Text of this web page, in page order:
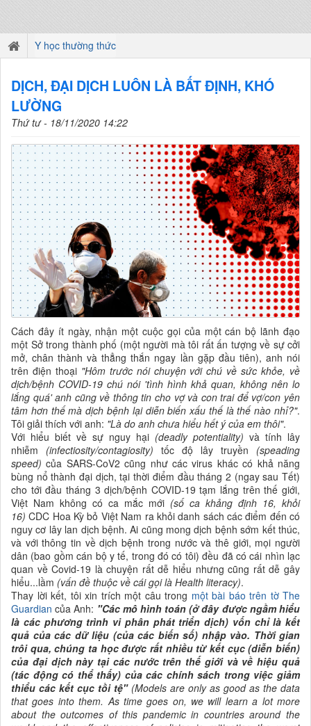
Y học thường thức
DỊCH, ĐẠI DỊCH LUÔN LÀ BẤT ĐỊNH, KHÓ
LƯỜNG
Thứ tư - 18/11/2020 14:22
Cách đây ít ngày, nhận một cuộc gọi của một cán bộ lãnh đạo
một Sở trong thành phố (một người mà tôi rất ấn tượng về sự cởi
mở, chân thành và thẳng thắn ngay lần gặp đầu tiên), anh nói
trên điện thoại "Hôm trước nói chuyện với chú về sức khỏe, về
dịch/bệnh COVID-19 chú nói 'tình hình khả quan, không nên lo
lắng quá' anh cũng về thông tin cho vợ và con trai để vợ/con yên
tâm hơn thế mà dịch bệnh lại diễn biến xấu thế là thế nào nhỉ?".
Tôi giải thích với anh: "Là do anh chưa hiểu hết ý của em thôi".
Với hiểu biết về sự nguy hại (deadly potentiality) và tính lây
nhiễm (infectiosity/contagiosity) tốc độ lây truyền (speading
speed) của SARS-CoV2 cũng như các virus khác có khả năng
bùng nổ thành đại dịch, tại thời điểm đầu tháng 2 (ngay sau Tết)
cho tới đầu tháng 3 dịch/bệnh COVID-19 tạm lắng trên thế giới,
Việt Nam không có ca mắc mới (số ca khảng định 16, khỏi
16) CDC Hoa Kỳ bỏ Việt Nam ra khỏi danh sách các điểm đến có
nguy cơ lây lan dịch bệnh. Ai cũng mong dịch bệnh sớm kết thúc,
và với thông tin về dịch bệnh trong nước và thê giới, mọi người
dân (bao gồm cán bộ y tế, trong đó có tôi) đều đã có cái nhìn lạc
quan về Covid-19 là chuyện rất dễ hiểu nhưng cũng rất dễ gây
hiểu...lầm (vấn đề thuộc về cái gọi là Health literacy).
Thay lời kết, tôi xin trích một câu trong một bài báo trên tờ The
Guardian của Anh: "Các mô hình toán (ở đây được ngầm hiểu
là các phương trình vi phân phát triển dịch) vốn chỉ là kết
quả của các dữ liệu (của các biến số) nhập vào. Thời gian
trôi qua, chúng ta học được rất nhiều từ kết cục (diễn biến)
của đại dịch này tại các nước trên thế giới và về hiệu quả
(tác động có thể thấy) của các chính sách trong việc giảm
thiểu các kết cục tồi tệ" (Models are only as good as the data
that goes into them. As time goes on, we will learn a lot more
about the outcomes of this pandemic in countries around the